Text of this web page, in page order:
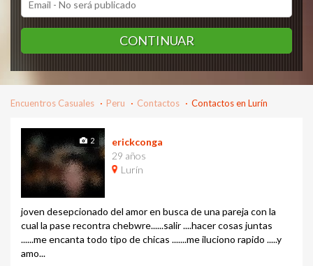
CONTINUAR
Encuentros Casuales Peru Contactos Contactos en Lurín
2
erickconga
29 años
Lurín
joven desepcionado del amor en busca de una pareja con la
cual la pase recontra chebwre......salir ....hacer cosas juntas
......me encanta todo tipo de chicas .......me iluciono rapido .....y
amo...